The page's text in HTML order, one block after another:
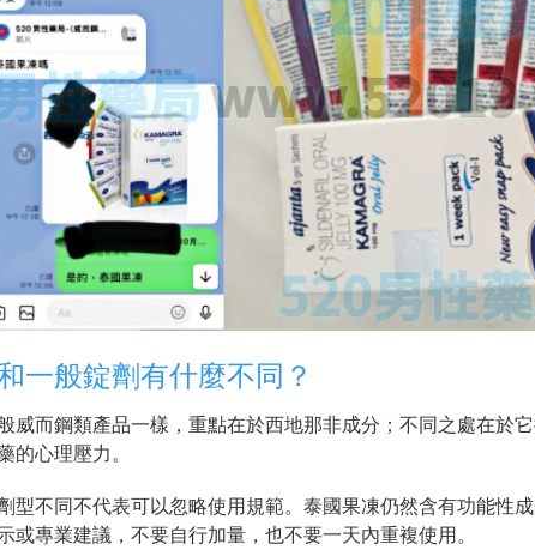
一般錠劑有什麼不同？
威而鋼類產品一樣，重點在於西地那非成分；不同之處在於
的心理壓力。
型不同不代表可以忽略使用規範。泰國果凍仍然含有功能性
或專業建議，不要自行加量，也不要一天內重複使用。